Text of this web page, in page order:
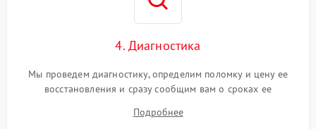
4. Диагностика
Мы проведем диагностику, определим поломку и цену ее
восстановления и сразу сообщим вам о сроках ее
Подробнее